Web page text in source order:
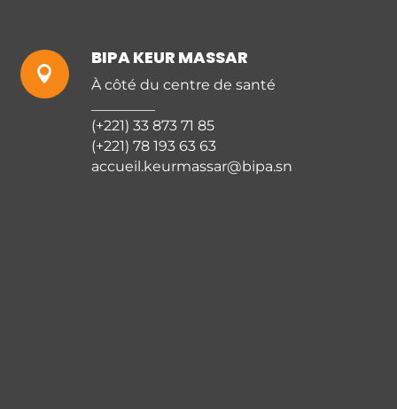

BIPA KEUR MASSAR
À côté du centre de santé
(+221) 33 873 71 85
(+221) 78 193 63 63
accueil.keurmassar@bipa.sn